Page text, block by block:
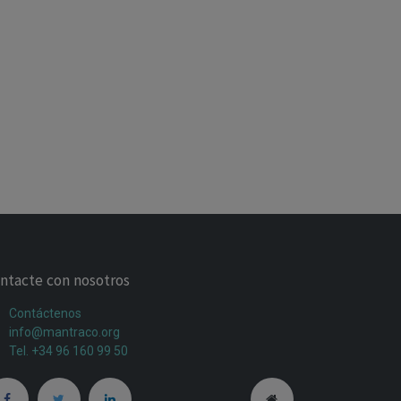
con nosotros
Contáctenos
info@mantraco.org
Tel. +34 96 160 99 50